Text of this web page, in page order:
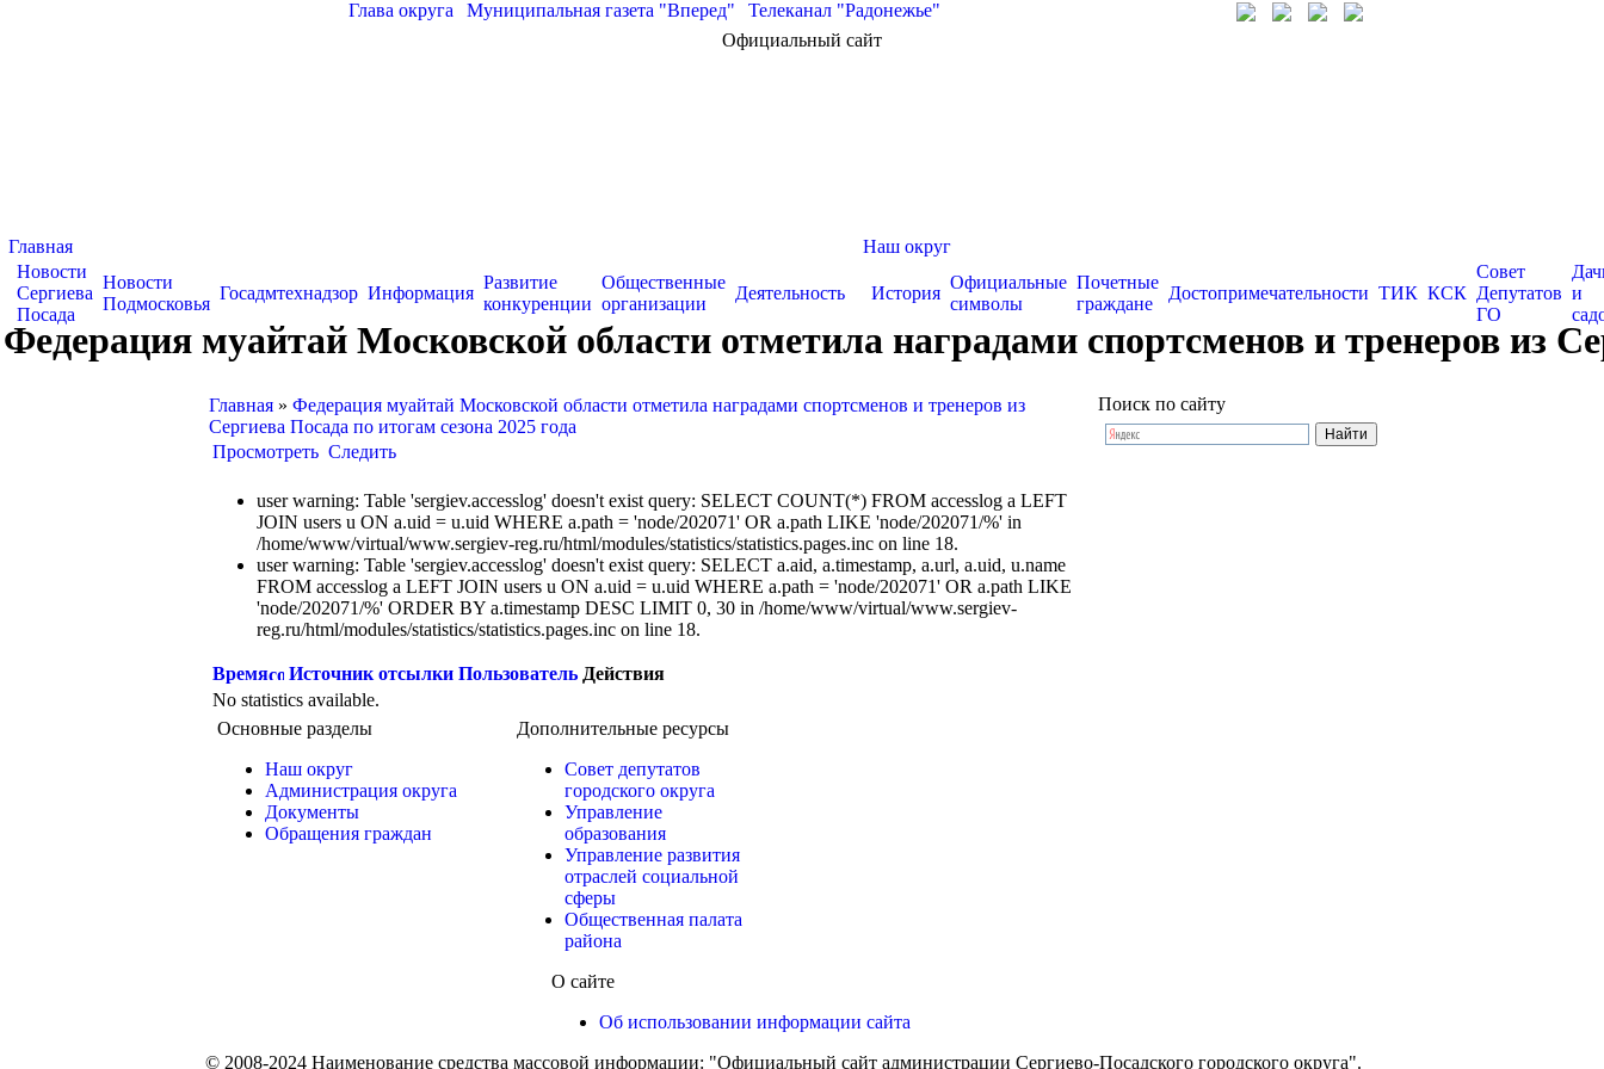
Глава округа Муниципальная газета "Вперед"
Телеканал "Радонежье"
Официальный сайт
Главная
Новости
Сергиева
Посада
Новости
Подмосковья
Госадмтехнадзор Информация
Развитие
конкуренции
Общественные
организации
Деятельность
Наш округ
История
Официальные
символы
Почетные
граждане
Достопримечательности ТИК КСК
Совет
Депутатов
ГО
и
Федерация муайтай Московской области отметила наградами спортсменов и тренеров из
Главная » Федерация муайтай Московской области отметила наградами спортсменов и тренеров из
Сергиева Посада по итогам сезона 2025 года
Просмотреть Следить
user warning: Table 'sergiev.accesslog' doesn't exist query: SELECT COUNT(*) FROM accesslog a LEFT
JOIN users u ON a.uid = u.uid WHERE a.path = 'node/202071' OR a.path LIKE 'node/202071/%' in
/home/www/virtual/www.sergiev-reg.ru/html/modules/statistics/statistics.pages.inc on line 18.
user warning: Table 'sergiev.accesslog' doesn't exist query: SELECT a.aid, a.timestamp, a.url, a.uid, u.name
FROM accesslog a LEFT JOIN users u ON a.uid = u.uid WHERE a.path = 'node/202071' OR a.path LIKE
'node/202071/%' ORDER BY a.timestamp DESC LIMIT 0, 30 in /home/www/virtual/www.sergiev-
reg.ru/html/modules/statistics/statistics.pages.inc on line 18.
Время Источник отсылки Пользователь Действия
No statistics available.
Поиск по сайту
Основные разделы
Наш округ
Администрация округа
Документы
Обращения граждан
Дополнительные ресурсы
Совет депутатов
городского округа
Управление
образования
Управление развития
отраслей социальной
сферы
Общественная палата
района
О сайте
Об использовании информации сайта
© 2008-2024 Наименование средства массовой информации: "Официальный сайт администрации Сергиево-Посадского городского округа".